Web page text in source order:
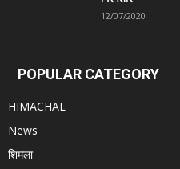
12/07/2020
POPULAR CATEGORY
HIMACHAL
News
शिमला